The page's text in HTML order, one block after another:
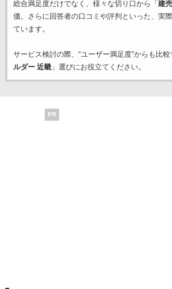
総合満足度だけでなく、様々な切り口から「 建
価。さらに回答者の口コミや評判といった、実
ています。
サービス検討の際、“ユーザー満足度”からも比較
ルダー 近畿」選びにお役立てください。
PR